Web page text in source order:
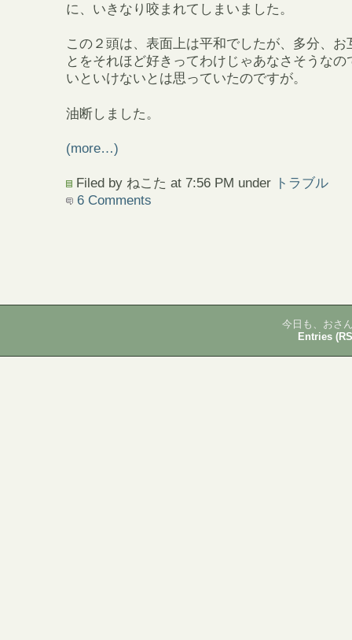
に、いきなり咬まれてしまいました。
この２頭は、表面上は平和でしたが、多分、お
とをそれほど好きってわけじゃあなさそうなの
いといけないとは思っていたのですが。
油断しました。
(more…)
Filed by ねこた at 7:56 PM under
トラブル
6 Comments
今日も、おさ
Entries